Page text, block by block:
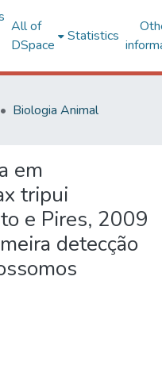
All of
DSpace
Statistics
Biologia Animal
em
tripui
e Pires, 2009
detecção